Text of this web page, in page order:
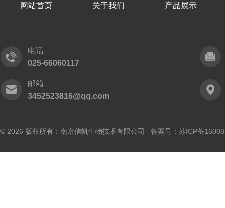
网站首页 关于我们 产品展示
电话
025-66060117
邮箱
3452523816@qq.com
© 2026 版权所有：南京信帆生物技术有限公司 备案号： 苏ICP备